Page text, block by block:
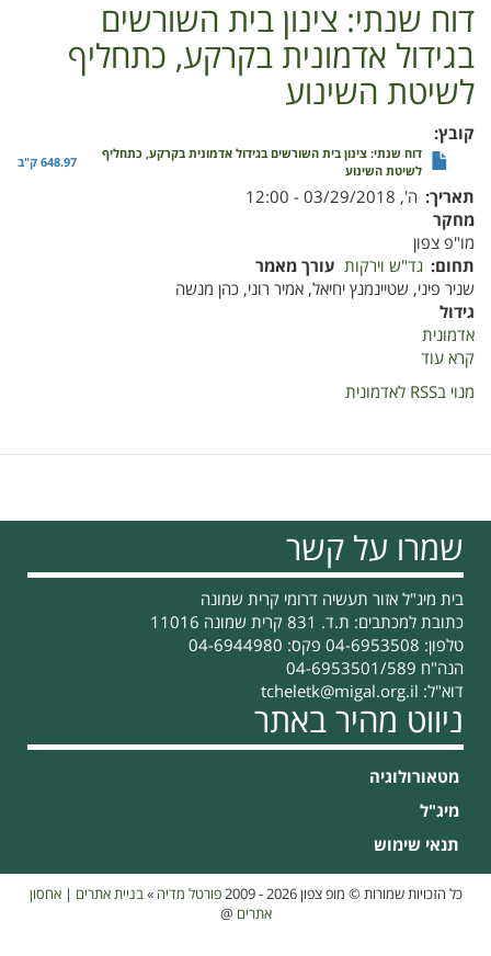
דוח שנתי: צינון בית השורשים
בגידול אדמונית בקרקע, כתחליף
לשיטת השינוע
קובץ
דוח שנתי: צינון בית השורשים בגידול אדמונית בקרקע, כתחליף
לשיטת השינוע
648.97 ק"ב
תאריך ה', 03/29/2018 - 12:00
מחקר
מו"פ צפון
תחום גד"ש וירקות עורך מאמר
שניר פיני, שטיינמנץ יחיאל, אמיר רוני, כהן מנשה
גידול
אדמונית
קרא עוד
דוח
שנתי:
בית
אדמונית
בקרקע,
כתחליף
לשיטת
השינוע
מנוי בRSS לאדמונית
שמרו על קשר
בית מיג"ל אזור תעשיה דרומי קרית שמונה
כתובת למכתבים: ת.ד. 831 קרית שמונה 11016
טלפון: 04-6953508 פקס: 04-6944980
הנה"ח 04-6953501/589
דוא"ל: tcheletk@migal.org.il
ניווט מהיר באתר
מטאורולוגיה
מיג"ל
תנאי שימוש
כל הזכויות שמורות © מופ צפון 2026 - 2009 פורטל מדיה »בניית אתרים |אחסון
אתרים @